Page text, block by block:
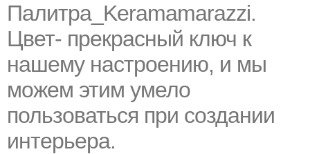
Палитра_Keramamarazzi.
Цвет- прекрасный ключ к
нашему настроению, и мы
можем этим умело
пользоваться при создании
интерьера.